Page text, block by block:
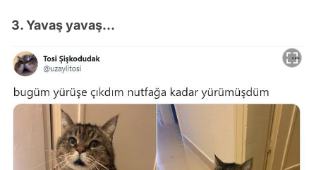
3. Yavaş yavaş...